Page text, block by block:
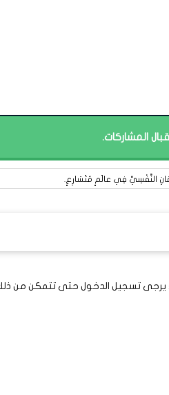
المشاركات.
النَّفْسِيِّ فِي عالَمٍ مُتَسَارِعٍ.
يرجى تسجيل الدخول حتى تتمكن من